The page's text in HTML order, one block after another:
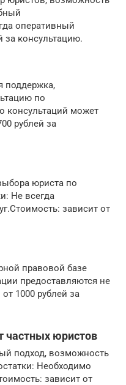
оперативный
за консультацию.
поддержка,
по
консультаций может
рублей за
юриста по
Не всегда
зависит от
правовой базе
предоставляются не
1000 рублей за
частных юристов
подход, возможность
Необходимо
зависит от